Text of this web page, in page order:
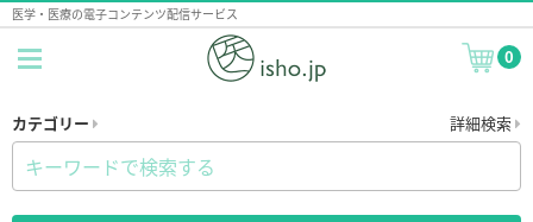
医学・医療の電子コンテンツ配信サービス
0
カテゴリー 詳細検索